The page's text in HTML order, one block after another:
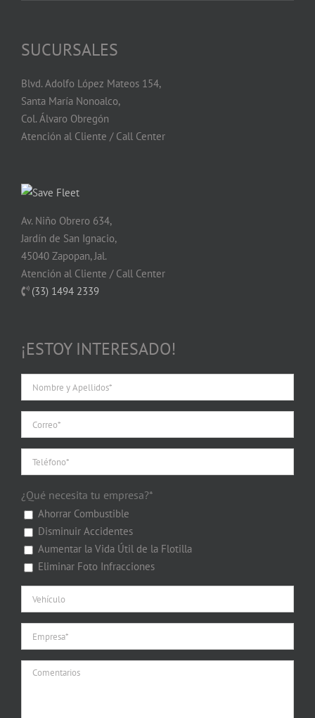
SUCURSALES
Blvd. Adolfo López Mateos 154,
Santa María Nonoalco,
Col. Álvaro Obregón
Atención al Cliente / Call Center
Av. Niño Obrero 634,
Jardín de San Ignacio,
45040 Zapopan, Jal.
Atención al Cliente / Call Center
(33) 1494 2339
¡ESTOY INTERESADO!
¿Qué necesita tu empresa?*
Ahorrar Combustible
Disminuir Accidentes
Aumentar la Vida Útil de la Flotilla
Eliminar Foto Infracciones